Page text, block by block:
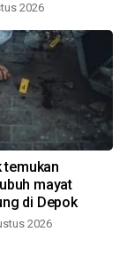
2026
temukan
mayat
di Depok
2026